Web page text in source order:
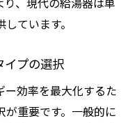
ト
で節水効果
ワー時間管理
ています。
イプの選択
ー効率を最大化するた
重要です。一般的に